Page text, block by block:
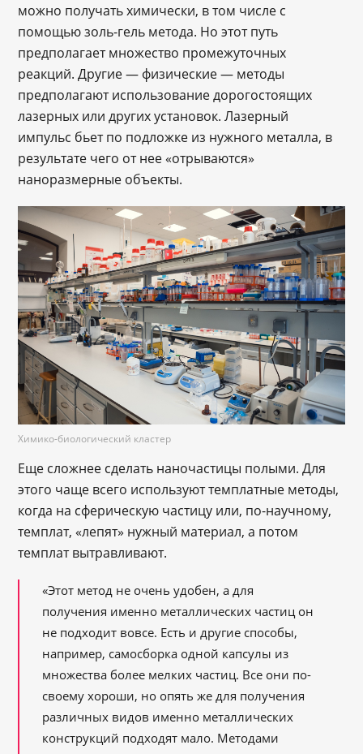
можно получать химически, в том числе с
помощью золь-гель метода. Но этот путь
предполагает множество промежуточных
реакций. Другие ― физические ― методы
предполагают использование дорогостоящих
лазерных или других установок. Лазерный
импульс бьет по подложке из нужного металла, в
результате чего от нее «отрываются»
наноразмерные объекты.
Химико-биологический кластер
Еще сложнее сделать наночастицы полыми. Для
этого чаще всего используют темплатные методы,
когда на сферическую частицу или, по-научному,
темплат, «лепят» нужный материал, а потом
темплат вытравливают.
«Этот метод не очень удобен, а для
получения именно металлических частиц он
не подходит вовсе. Есть и другие способы,
например, самосборка одной капсулы из
множества более мелких частиц. Все они по-
своему хороши, но опять же для получения
различных видов именно металлических
конструкций подходят мало. Методами